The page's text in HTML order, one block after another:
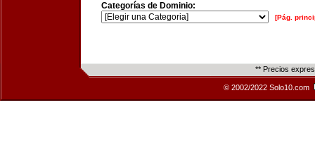
Categorías de Dominio:
[Pág.
** Precios
© 2002/2022 Solo10.com